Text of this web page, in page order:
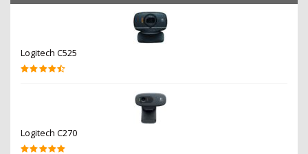
Logitech C525
Logitech C270